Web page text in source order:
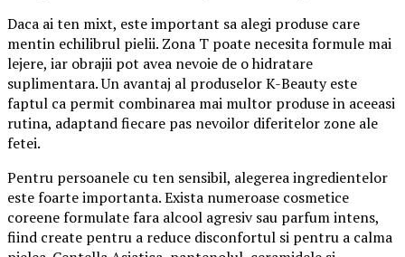
Daca ai ten mixt, este important sa alegi produse care
mentin echilibrul pielii. Zona T poate necesita formule mai
lejere, iar obrajii pot avea nevoie de o hidratare
suplimentara. Un avantaj al produselor K-Beauty este
faptul ca permit combinarea mai multor produse in aceeasi
rutina, adaptand fiecare pas nevoilor diferitelor zone ale
fetei.
Pentru persoanele cu ten sensibil, alegerea ingredientelor
este foarte importanta. Exista numeroase cosmetice
coreene formulate fara alcool agresiv sau parfum intens,
fiind create pentru a reduce disconfortul si pentru a calma